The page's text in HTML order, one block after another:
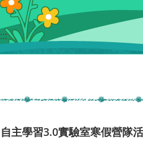
:::
自主學習3.0實驗室寒假營隊